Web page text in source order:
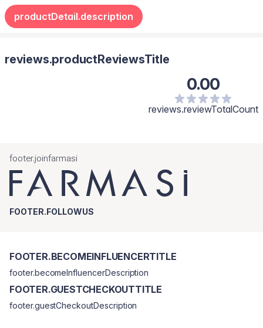
productDetail.description
reviews.productReviewsTitle
0.00
reviews.reviewTotalCount
footer.joinfarmasi
FOOTER.FOLLOWUS
FOOTER.BECOMEINFLUENCERTITLE
footer.becomeInfluencerDescription
FOOTER.GUESTCHECKOUTTITLE
footer.guestCheckoutDescription